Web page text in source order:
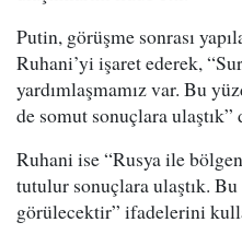
Putin, görüşme sonrası
Ruhani’yi işaret ederek,
yardımlaşmamız var. Bu
de somut sonuçlara ulaştık”
Ruhani ise “Rusya ile
tutulur sonuçlara ulaştık.
görülecektir” ifadelerini